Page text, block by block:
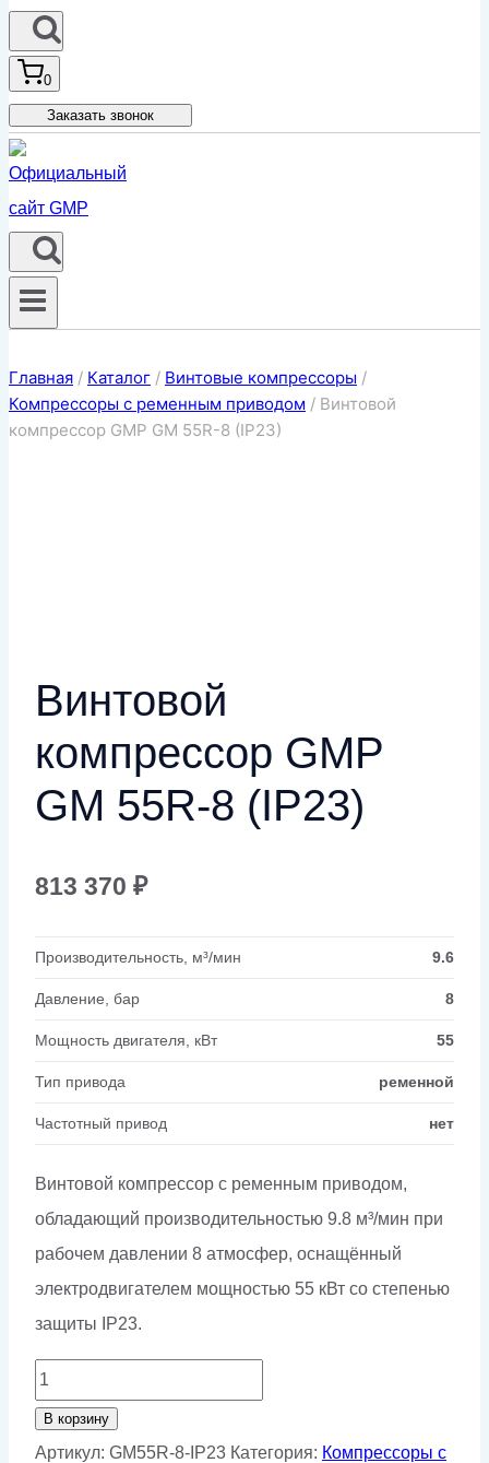
0
Заказать звонок
Главная / Каталог / Винтовые компрессоры /
Компрессоры с ременным приводом / Винтовой
компрессор GMP GM 55R-8 (IP23)
Винтовой
компрессор GMP
GM 55R-8 (IP23)
813 370 ₽
Производительность, м³/мин 9.6
Давление, бар 8
Мощность двигателя, кВт 55
Тип привода ременной
Частотный привод нет
Винтовой компрессор с ременным приводом,
обладающий производительностью 9.8 м³/мин при
рабочем давлении 8 атмосфер, оснащённый
электродвигателем мощностью 55 кВт со степенью
защиты IP23.
Количество
товара
Винтовой
В корзину
Артикул: GM55R-8-IP23 Категория: Компрессоры с